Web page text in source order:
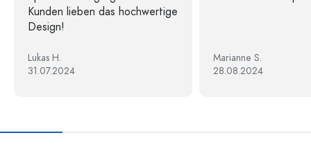
Kunden lieben das hochwertige
Design!
Lukas H.
31.07.2024
Marianne S.
28.08.2024